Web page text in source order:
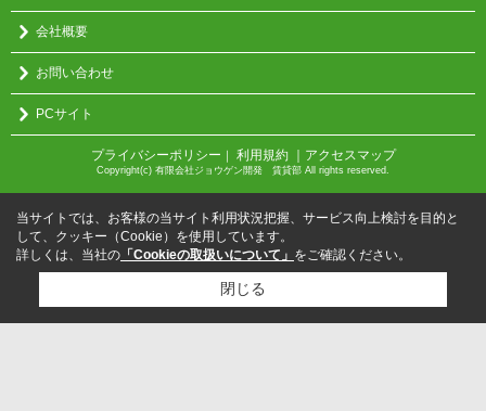
会社概要
お問い合わせ
PCサイト
プライバシーポリシー 利用規約 ｜アクセスマップ
Copyright(c) 有限会社ジョウゲン開発 賃貸部 All rights reserved.
当サイトでは、お客様の当サイト利用状況把握、サービス向上検討を目的と
して、クッキー（Cookie）を使用しています。
詳しくは、当社の 「Cookieの取扱いについて」 をご確認ください。
閉じる